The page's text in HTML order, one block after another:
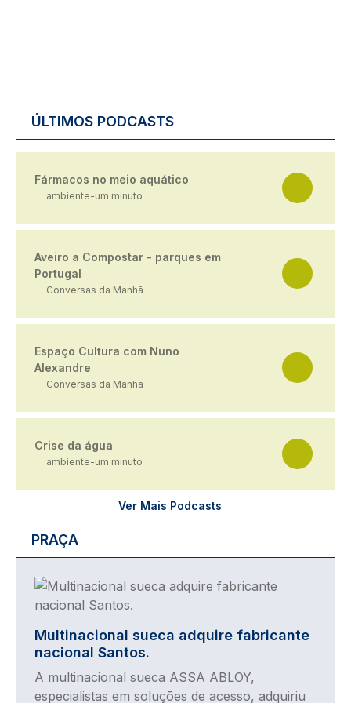
ÚLTIMOS PODCASTS
Fármacos no meio aquático
ambiente-um minuto
Aveiro a Compostar - parques em
Portugal
Conversas da Manhã
Espaço Cultura com Nuno
Alexandre
Conversas da Manhã
Crise da água
ambiente-um minuto
Ver Mais Podcasts
PRAÇA
Imagem
Multinacional sueca adquire fabricante
nacional Santos.
A multinacional sueca ASSA ABLOY,
especialistas em soluções de acesso, adquiriu